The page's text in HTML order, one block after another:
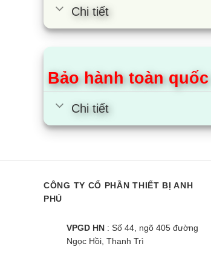
Chi tiết
Bảo hành toàn
Chi tiết
CÔNG TY CỔ PHẦN THIẾT BỊ ANH
PHÚ
VPGD HN : Số 44, ngõ 405 đường
Ngọc Hồi, Thanh Trì